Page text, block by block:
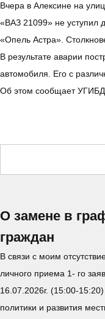
Вчера в Алексине на
«ВАЗ 21099» не уступил
«Опель Астра».
В результате аварии
автомобиля. Его с
Об этом сообщает
О замене в
граждан
В связи с моим
личного приема 1- го
16.07.2026г. (15:00-
политики и развития